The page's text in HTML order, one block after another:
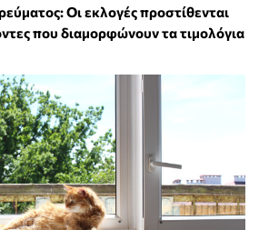
Οι εκλογές προστίθενται
που διαμορφώνουν τα τιμολόγια